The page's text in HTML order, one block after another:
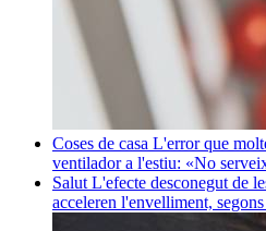
Coses de casa L'error que
ventilador a l'estiu: «No
Salut L'efecte desconegut de
acceleren l'envelliment,